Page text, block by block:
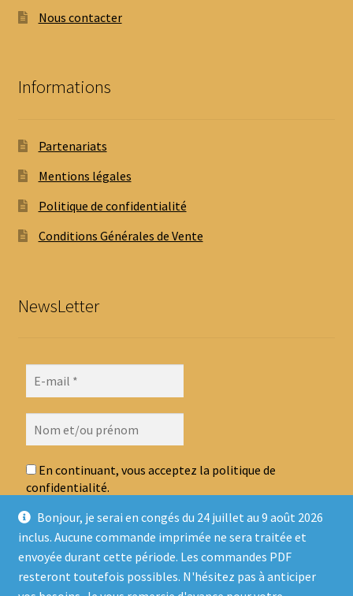
Bonjour, je serai en congés du 24 juillet au 9 août 2026
inclus. Aucune commande imprimée ne sera traitée et
envoyée durant cette période. Les commandes PDF
resteront toutefois possibles. N'hésitez pas à anticiper
Nous contacter
Informations
Partenariats
Mentions légales
Politique de confidentialité
Conditions Générales de Vente
NewsLetter
En continuant, vous acceptez la politique de
confidentialité.